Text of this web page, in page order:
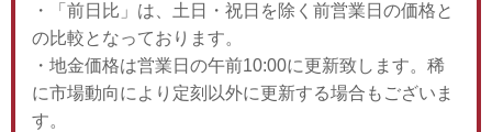
・「前日比」は、土日・祝日を除く前営業日の価格と
の比較となっております。
・地金価格は営業日の午前10:00に更新致します。稀
に市場動向により定刻以外に更新する場合もございま
す。